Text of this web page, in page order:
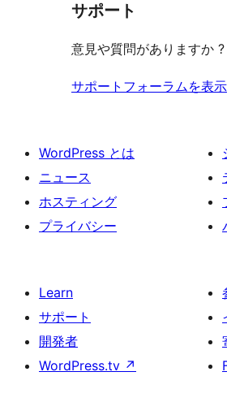
サポート
意見や質問がありますか ?
サポートフォーラムを表示
WordPress とは
ニュース
ホスティング
プライバシー
Learn
サポート
開発者
WordPress.tv ↗